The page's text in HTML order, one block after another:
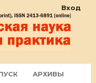
АРХИВЫ
Вход